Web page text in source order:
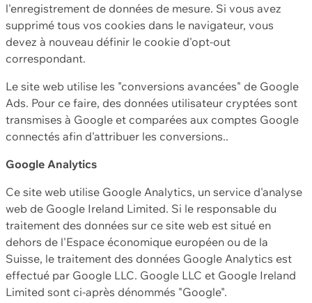
l'enregistrement de données de mesure. Si vous avez
supprimé tous vos cookies dans le navigateur, vous
devez à nouveau définir le cookie d'opt-out
correspondant.
Le site web utilise les "conversions avancées" de Google
Ads. Pour ce faire, des données utilisateur cryptées sont
transmises à Google et comparées aux comptes Google
connectés afin d'attribuer les conversions..
Google Analytics
Ce site web utilise Google Analytics, un service d'analyse
web de Google Ireland Limited. Si le responsable du
traitement des données sur ce site web est situé en
dehors de l'Espace économique européen ou de la
Suisse, le traitement des données Google Analytics est
effectué par Google LLC. Google LLC et Google Ireland
Limited sont ci-après dénommés "Google".